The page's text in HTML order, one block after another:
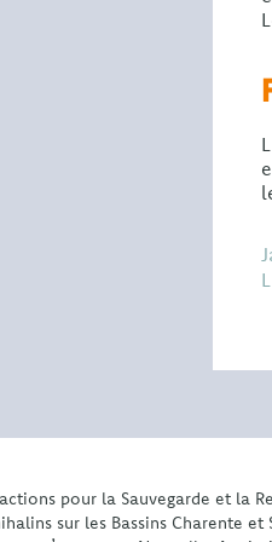
pour la Sauvegarde et la
sur les Bassins Charente